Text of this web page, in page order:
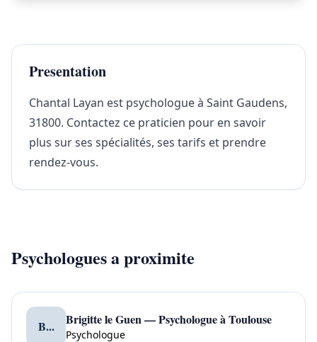
Presentation
Chantal Layan est psychologue à Saint Gaudens,
31800. Contactez ce praticien pour en savoir
plus sur ses spécialités, ses tarifs et prendre
rendez-vous.
Psychologues a proximite
B... Brigitte le Guen — Psychologue à Toulouse
Psychologue